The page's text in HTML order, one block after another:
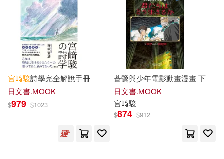
宮﨑駿詩學完全解說手冊
日文書.MOOK
$979 $1023
蒼鷺與少年電影動畫漫畫 下
日文書.MOOK
宮﨑駿
$874 $912